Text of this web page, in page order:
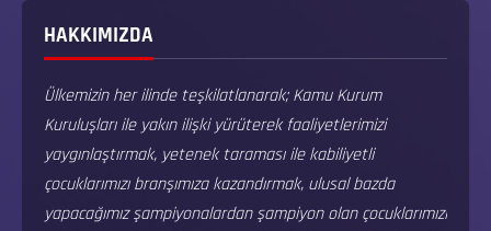
HAKKIMIZDA
Ülkemizin her ilinde teşkilatlanarak; Kamu Kurum
Kuruluşları ile yakın ilişki yürüterek faaliyetlerimizi
yaygınlaştırmak, yetenek taraması ile kabiliyetli
çocuklarımızı branşımıza kazandırmak, ulusal bazda
yapacağımız şampiyonalardan şampiyon olan çocuklarımızı